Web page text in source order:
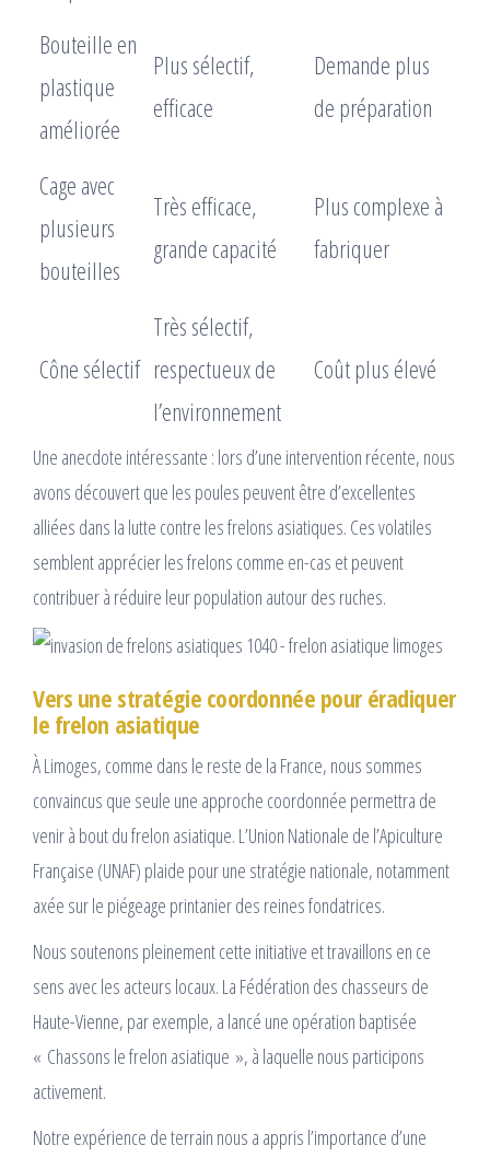
Bouteille en
plastique
améliorée
Plus sélectif,
efficace
Demande plus
de préparation
Cage avec
plusieurs
bouteilles
Très efficace,
grande capacité
Plus complexe à
fabriquer
Cône sélectif
Très sélectif,
respectueux de
l’environnement
Coût plus élevé
Une anecdote intéressante : lors d’une intervention récente, nous
avons découvert que les poules peuvent être d’excellentes
alliées dans la lutte contre les frelons asiatiques. Ces volatiles
semblent apprécier les frelons comme en-cas et peuvent
contribuer à réduire leur population autour des ruches.
Vers une stratégie coordonnée pour éradiquer
le frelon asiatique
À Limoges, comme dans le reste de la France, nous sommes
convaincus que seule une approche coordonnée permettra de
venir à bout du frelon asiatique. L’Union Nationale de l’Apiculture
Française (UNAF) plaide pour une stratégie nationale, notamment
axée sur le piégeage printanier des reines fondatrices.
Nous soutenons pleinement cette initiative et travaillons en ce
sens avec les acteurs locaux. La Fédération des chasseurs de
Haute-Vienne, par exemple, a lancé une opération baptisée
« Chassons le frelon asiatique », à laquelle nous participons
activement.
Notre expérience de terrain nous a appris l’importance d’une